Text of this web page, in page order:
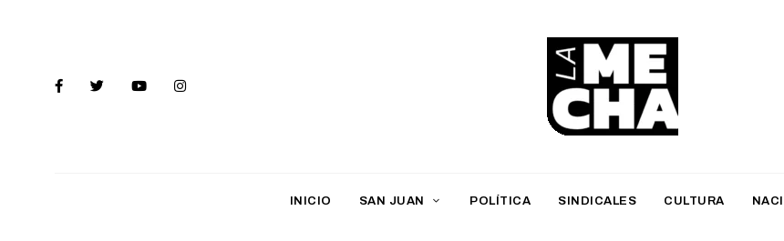
a
M
INICIO SAN JUAN POLÍTICA SINDICALES CULTURA